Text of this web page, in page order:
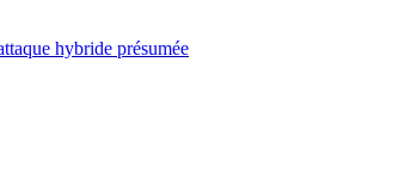
hybride présumée